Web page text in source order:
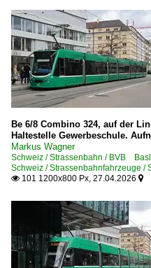
Be 6/8 Combino 324, auf der
Haltestelle Gewerbeschule.
Markus Wagner
Schweiz / Strassenbahn / BVB
Schweiz / Strassenbahnfahrzeuge /
 101 1200x800 Px, 27.04.2026 